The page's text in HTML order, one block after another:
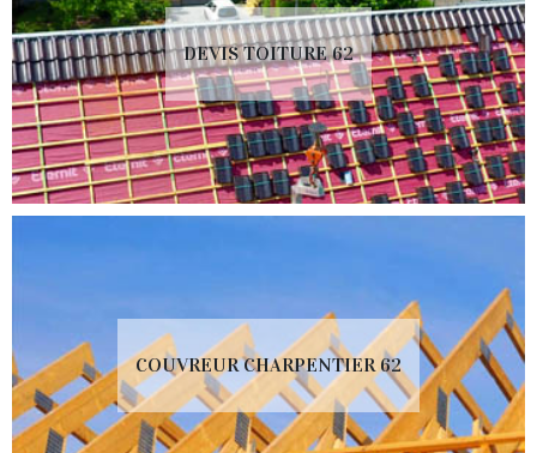
DEVIS TOITURE 62
COUVREUR CHARPENTIER 62